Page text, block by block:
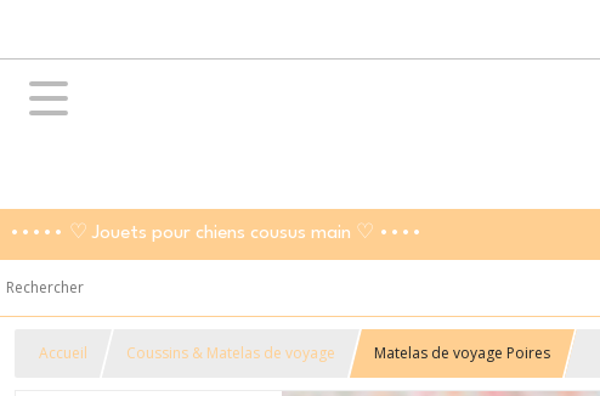
••••• ♡ Jouets pour chiens cousus main ♡ ••••
Accueil Coussins & Matelas de voyage Matelas de voyage Poires